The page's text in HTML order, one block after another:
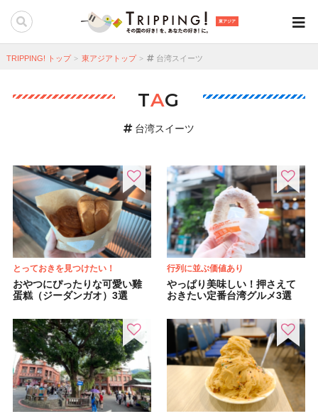
東アジア
TRIPPING! トップ 東アジアトップ 台湾スイーツ
TAG
台湾スイーツ
とっておきを見つけたい！
おやつにぴったりな可愛い雞
蛋糕（ジーダンガオ）3選
行列に並ぶ価値あり
やっぱり美味しい！押さえて
おきたい定番台湾グルメ3選